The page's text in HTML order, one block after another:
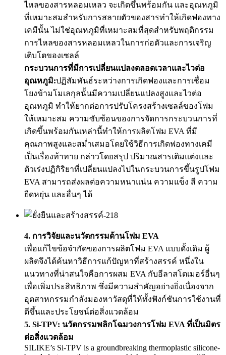
ไหลของสารหลอมเหลว จะเกิดขึ้นพร้อมกัน และอุณหภูมิ
ที่เหมาะสมสำหรับการสลายตัวของสารทำให้เกิดฟองทาง
เคมีนั้น ไม่ใช่อุณหภูมิที่เหมาะสมที่สุดสำหรับพฤติกรรม
การไหลของสารหลอมเหลวในการก่อตัวและการเจริญ
เติบโตของเซลล์
กระบวนการที่มีการเปลี่ยนแปลงตลอดเวลาและไวต่อ
อุณหภูมิ:ปฏิสัมพันธ์ระหว่างการเกิดฟองและการเชื่อม
โยงข้ามโมเลกุลนั้นมีความเปลี่ยนแปลงสูงและไวต่อ
อุณหภูมิ ทำให้ยากต่อการปรับโครงสร้างเซลล์ของโฟม
ให้เหมาะสม ความซับซ้อนของการจัดการกระบวนการที่
เกิดขึ้นพร้อมกันเหล่านี้ทำให้การผลิตโฟม EVA ที่มี
คุณภาพสูงและสม่ำเสมอโดยใช้วิธีการเกิดฟองทางเคมี
เป็นเรื่องท้าทาย กล่าวโดยสรุป ปริมาณสารเติมแต่งและ
ตัวเร่งปฏิกิริยาที่เปลี่ยนแปลงไปในกระบวนการขึ้นรูปโฟม
EVA สามารถส่งผลต่อความหนาแน่น ความแข็ง สี ความ
ยืดหยุ่น และอื่นๆ ได้
4. การวิจัยและนวัตกรรมด้านโฟม EVA
เพื่อแก้ไขข้อจำกัดของการผลิตโฟม EVA แบบดั้งเดิม ผู้
ผลิตจึงได้ค้นหาวิธีการแก้ปัญหาที่สร้างสรรค์ หนึ่งใน
แนวทางที่น่าสนใจคือการผสม EVA กับอีลาสโตเมอร์อื่นๆ
เพื่อเพิ่มประสิทธิภาพ ซึ่งมีความสำคัญอย่างยิ่งเนื่องจาก
อุตสาหกรรมกำลังมองหาวัสดุที่ให้ทั้งฟังก์ชันการใช้งานที่
ดีขึ้นและประโยชน์ต่อสิ่งแวดล้อม
5. Si-TPV: นวัตกรรมพลิกโฉมวงการโฟม EVA ที่เป็นมิตร
ต่อสิ่งแวดล้อม
SILIKE’s Si-TPV is a groundbreaking thermoplastic silicone-